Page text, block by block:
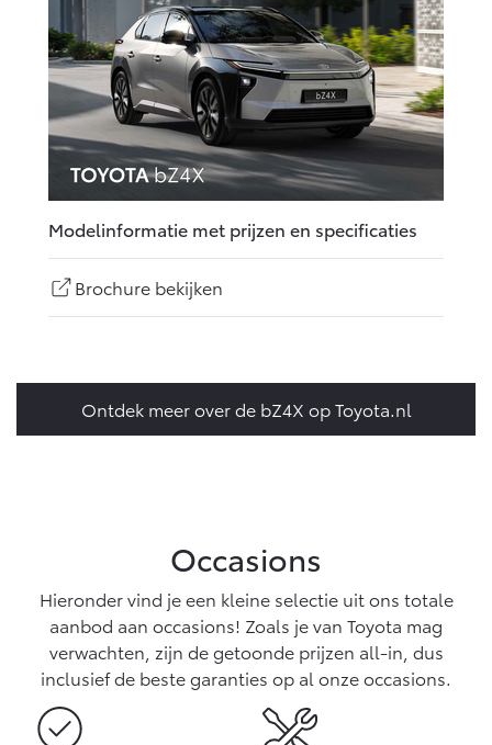
Modelinformatie met prijzen en specificaties
Brochure bekijken
Ontdek meer over de bZ4X op Toyota.nl
Occasions
Hieronder vind je een kleine selectie uit ons totale
aanbod aan occasions! Zoals je van Toyota mag
verwachten, zijn de getoonde prijzen all-in, dus
inclusief de beste garanties op al onze occasions.